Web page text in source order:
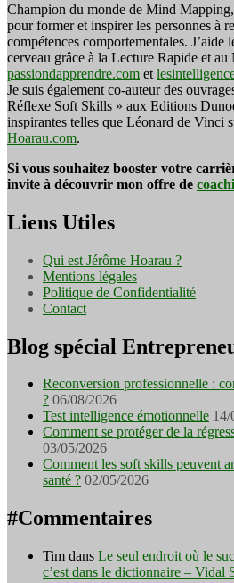
Champion du monde de Mind
pour former et inspirer les personnes à
compétences comportementales. J’aide
cerveau grâce à la Lecture Rapide et
passiondapprendre.com et
Je suis également co-auteur des
Réflexe Soft Skills » aux Editions
inspirantes telles que Léonard de Vinci
Hoarau.com.
Si vous souhaitez booster votre
invite à découvrir mon offre de
Liens Utiles
Qui est Jérôme Hoarau ?
Mentions légales
Politique de Confidentialité
Contact
Blog spécial
Reconversion professionnelle :
? 06/08/2026
Test intelligence émotionnelle 14/
Comment se protéger de la
03/05/2026
Comment les soft skills peuvent
santé ? 02/05/2026
#Commentaires
Tim dans Le seul endroit où le
c’est dans le dictionnaire – Vidal